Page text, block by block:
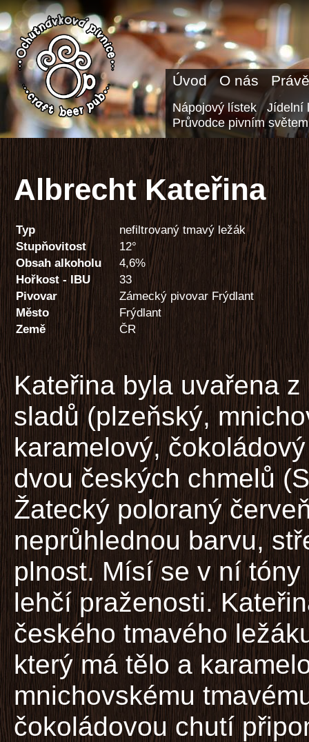
Úvod O nás
Nápojový lístek
Jídelní
Průvodce pivním světem
Albrecht Kateřina
Typ
nefiltrovaný tmavý ležák
Stupňovitost
12°
Obsah alkoholu
4,6%
Hořkost - IBU
33
Pivovar
Zámecký pivovar Frýdlant
Město
Frýdlant
Země
ČR
Kateřina byla uvařena
sladů (plzeňský,
karamelový,
dvou českých chmelů
Žatecký poloraný
neprůhlednou barvu,
plnost. Mísí se v ní
lehčí praženosti.
českého tmavého
který má tělo a
mnichovskému
čokoládovou chutí